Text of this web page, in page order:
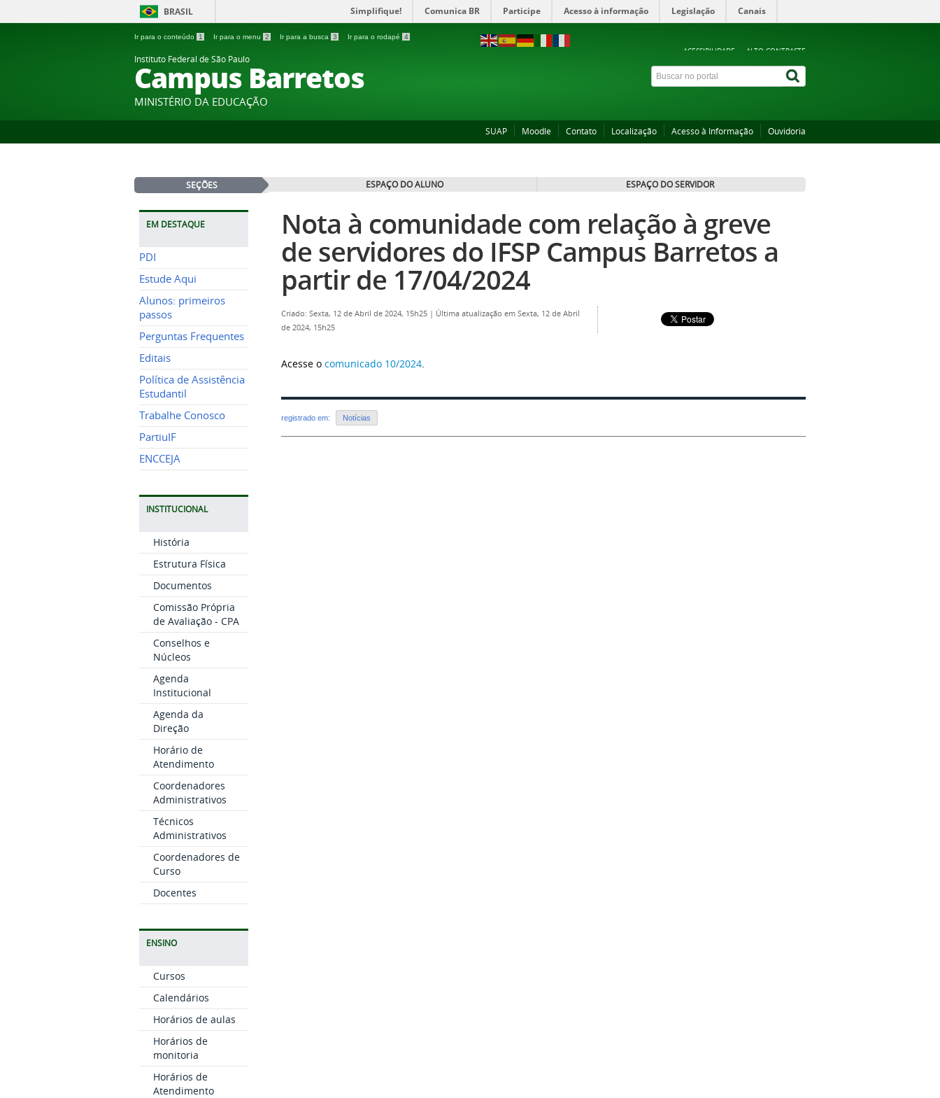
BRASIL Simplifique! Comunica BR Participe Acesso à informação Legislação Canais
Ir para o conteúdo 1 Ir para o menu 2 Ir para a busca 3 Ir para o rodapé 4
ACESSIBILIDADE ALTO CONTRASTE
Instituto Federal de São Paulo
Campus Barretos
MINISTÉRIO DA EDUCAÇÃO
SUAP Moodle Contato Localização Acesso à Informação Ouvidoria
SEÇÕES ESPAÇO DO ALUNO ESPAÇO DO SERVIDOR
EM DESTAQUE
PDI
Estude Aqui
Alunos: primeiros
passos
Perguntas Frequentes
Editais
Política de Assistência
Estudantil
Trabalhe Conosco
PartiuIF
ENCCEJA
INSTITUCIONAL
História
Estrutura Física
Documentos
Comissão Própria
de Avaliação - CPA
Conselhos e
Núcleos
Agenda
Institucional
Agenda da
Direção
Horário de
Atendimento
Coordenadores
Administrativos
Técnicos
Administrativos
Coordenadores de
Curso
Docentes
ENSINO
Cursos
Calendários
Horários de aulas
Horários de
monitoria
Horários de
Atendimento
Nota à comunidade com relação à greve
de servidores do IFSP Campus Barretos a
partir de 17/04/2024
Criado: Sexta, 12 de Abril de 2024, 15h25 | Última atualização em Sexta, 12 de Abril
de 2024, 15h25
Acesse o comunicado 10/2024.
registrado em: Notícias